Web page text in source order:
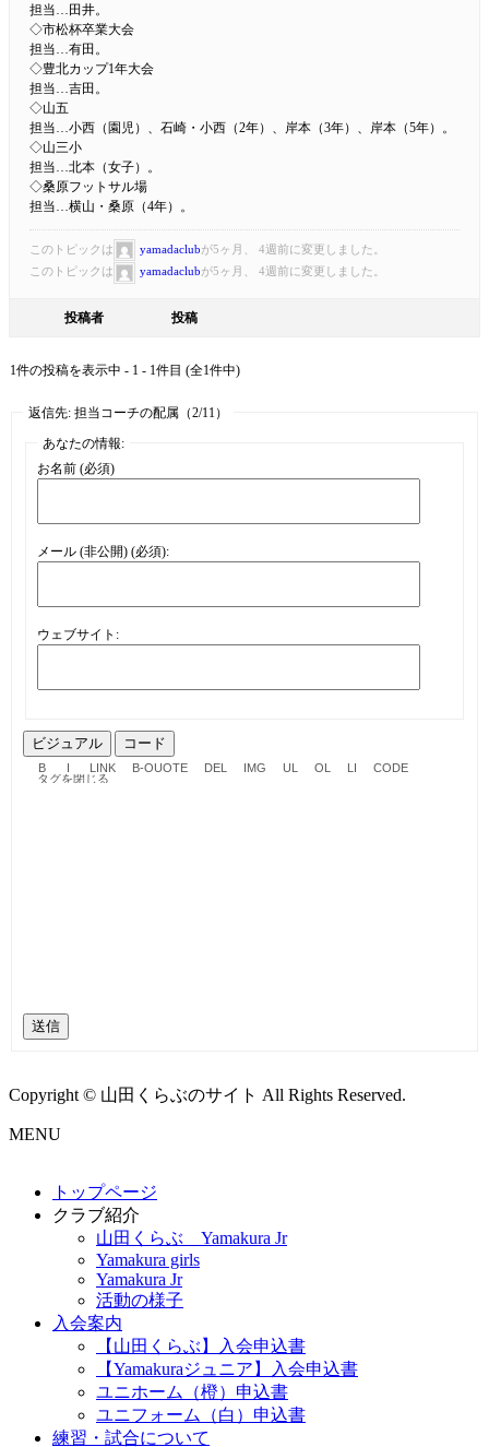
担当…田井。
◇市松杯卒業大会
担当…有田。
◇豊北カップ1年大会
担当…吉田。
◇山五
担当…小西（園児）、石崎・小西（2年）、岸本（3年）、岸本（5年）。
◇山三小
担当…北本（女子）。
◇桑原フットサル場
担当…横山・桑原（4年）。
このトピックは yamadaclubが5ヶ月、 4週前に変更しました。
このトピックは
yamadaclubが5ヶ月、 4週前に変更しました。
投稿者 投稿
1件の投稿を表示中 - 1 - 1件目 (全1件中)
返信先: 担当コーチの配属（2/11）
あなたの情報:
お名前 (必須)
メール (非公開) (必須):
ウェブサイト:
ビジュアル コード
送信
Copyright © 山田くらぶのサイト All Rights Reserved.
MENU
トップページ
クラブ紹介
山田くらぶ Yamakura Jr
Yamakura girls
Yamakura Jr
活動の様子
入会案内
【山田くらぶ】入会申込書
【Yamakuraジュニア】入会申込書
ユニホーム（橙）申込書
ユニフォーム（白）申込書
練習・試合について